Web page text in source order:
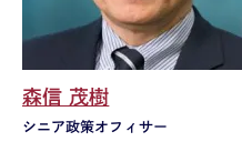
シニア政策オフィサー
森信 茂樹